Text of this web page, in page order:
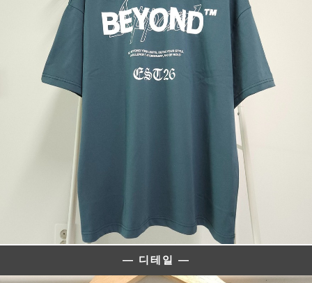
— 디테일 —